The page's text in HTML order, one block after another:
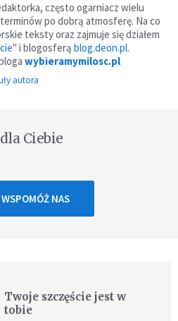
często ogarniacz wielu
po dobrą atmosferę. Na co
teksty oraz zajmuje się działem
" i blogosferą blog.deon.pl.
wybieramymilosc.pl
autora
Ciebie
WSPOMÓŻ NAS
Twoje szczęście jest w
tobie